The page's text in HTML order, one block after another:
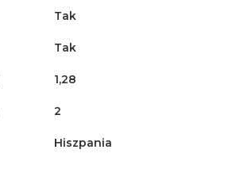
Tak
Tak
1,28
2
Hiszpania